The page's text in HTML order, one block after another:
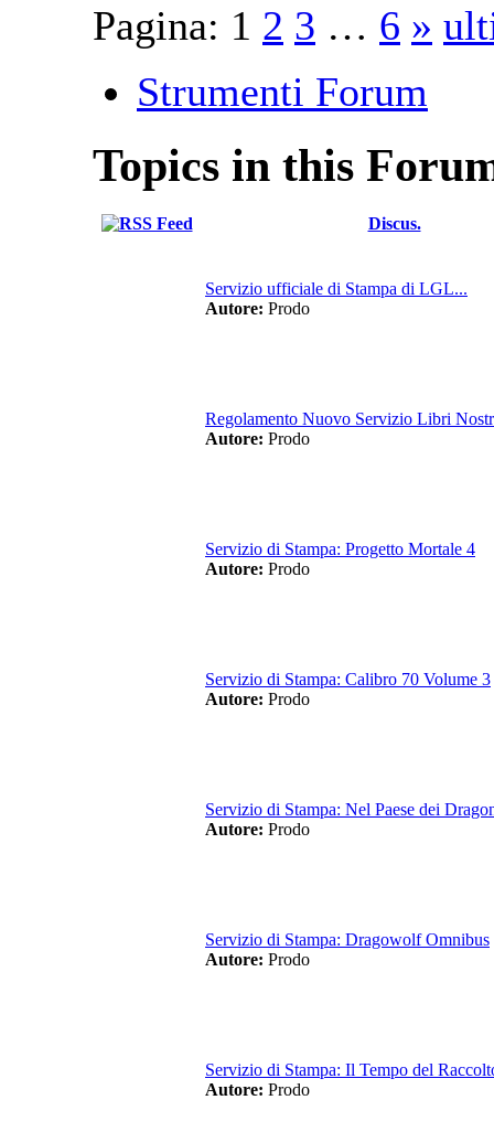
Pagina: 1 2 3 … 6 »
Strumenti Forum
Topics in this
Discus.
Servizio ufficiale di Stampa di LGL...
Autore: Prodo
Regolamento Nuovo Servizio Libri
Autore: Prodo
Servizio di Stampa: Progetto Mortale 4
Autore: Prodo
Servizio di Stampa: Calibro 70 Volume 3
Autore: Prodo
Servizio di Stampa: Nel Paese dei
Autore: Prodo
Servizio di Stampa: Dragowolf Omnibus
Autore: Prodo
Servizio di Stampa: Il Tempo del
Autore: Prodo